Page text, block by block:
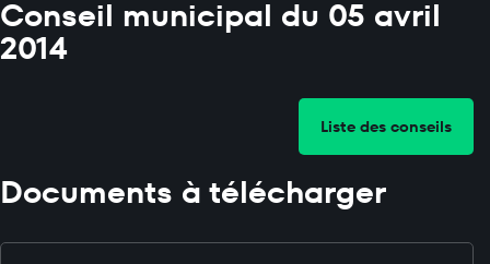
Conseil municipal du 05 avril
2014
Liste des conseils
Documents à télécharger